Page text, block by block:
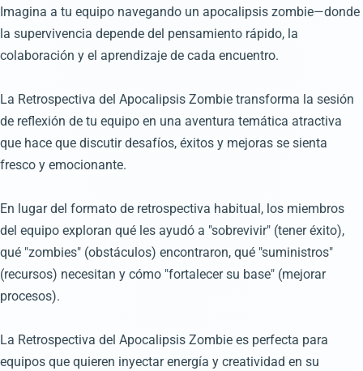
Imagina a tu equipo navegando un apocalipsis zombie—donde
la supervivencia depende del pensamiento rápido, la
colaboración y el aprendizaje de cada encuentro.
La Retrospectiva del Apocalipsis Zombie transforma la sesión
de reflexión de tu equipo en una aventura temática atractiva
que hace que discutir desafíos, éxitos y mejoras se sienta
fresco y emocionante.
En lugar del formato de retrospectiva habitual, los miembros
del equipo exploran qué les ayudó a "sobrevivir" (tener éxito),
qué "zombies" (obstáculos) encontraron, qué "suministros"
(recursos) necesitan y cómo "fortalecer su base" (mejorar
procesos).
La Retrospectiva del Apocalipsis Zombie es perfecta para
equipos que quieren inyectar energía y creatividad en su